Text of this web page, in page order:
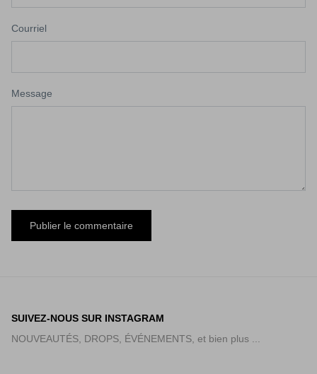
Courriel
Message
SUIVEZ-NOUS SUR INSTAGRAM
NOUVEAUTÉS, DROPS, ÉVÉNEMENTS, et bien plus ...